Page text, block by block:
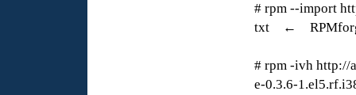
# rpm --import
txt ←
# rpm -ivh http://
e-0.3.6-